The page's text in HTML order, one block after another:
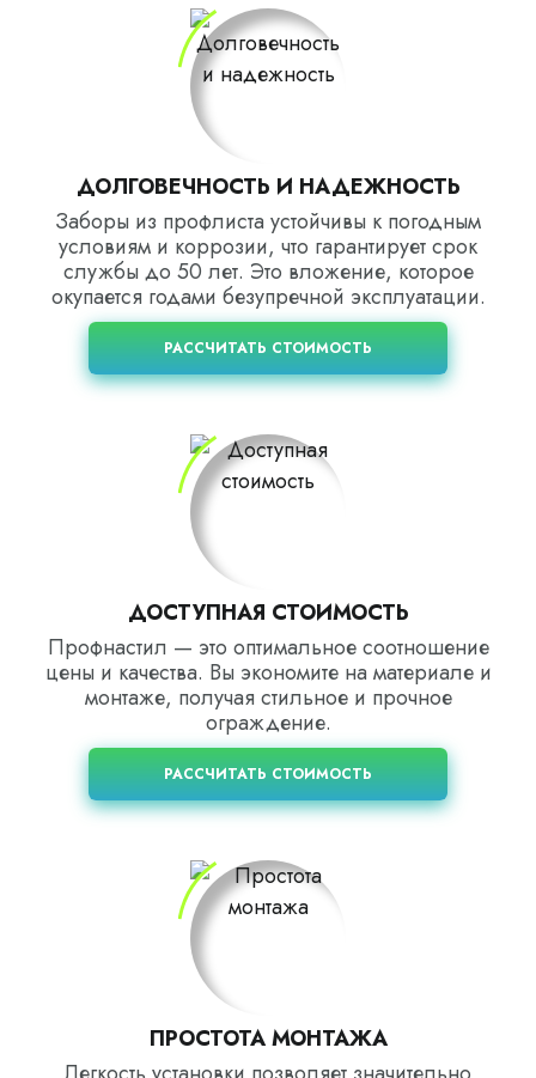
ДОЛГОВЕЧНОСТЬ И НАДЕЖНОСТЬ
Заборы из профлиста устойчивы к погодным
условиям и коррозии, что гарантирует срок
службы до 50 лет. Это вложение, которое
окупается годами безупречной эксплуатации.
РАССЧИТАТЬ СТОИМОСТЬ
ДОСТУПНАЯ СТОИМОСТЬ
Профнастил — это оптимальное соотношение
цены и качества. Вы экономите на материале и
монтаже, получая стильное и прочное
ограждение.
РАССЧИТАТЬ СТОИМОСТЬ
ПРОСТОТА МОНТАЖА